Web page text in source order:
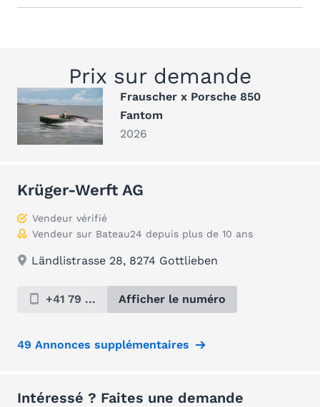
Prix sur demande
Frauscher x Porsche 850
Fantom
2026
Krüger-Werft AG
Vendeur vérifié
Vendeur sur Bateau24 depuis plus de 10 ans
Ländlistrasse 28, 8274 Gottlieben
+41 79 ... Afficher le numéro
49 Annonces supplémentaires
Intéressé ? Faites une demande